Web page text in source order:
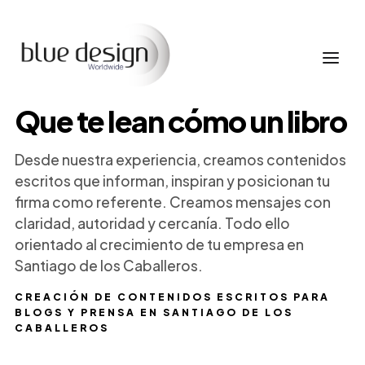
CREACIÓN DE CONTENIDOS ESCRITOS PARA
BLOGS Y PRENSA EN SANTIAGO DE LOS
CABALLEROS
Que te lean cómo un libro
Desde nuestra experiencia, creamos contenidos
escritos que informan, inspiran y posicionan tu
firma como referente. Creamos mensajes con
claridad, autoridad y cercanía. Todo ello
orientado al crecimiento de tu empresa en
Santiago de los Caballeros.